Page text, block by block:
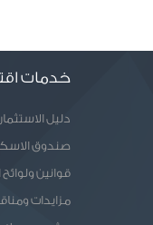
خدمات
دليل الاستثمار
صندوق
قوانين ولوائح
مزايدات